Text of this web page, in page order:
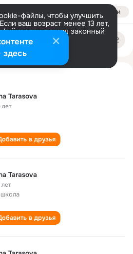
Войти
файлы, чтобы улучшить
ваш возраст менее 13 лет,
файлы должен ваш законный
информации
Настроить
Tarasova
лет
в друзья
Tarasova
школа
в друзья